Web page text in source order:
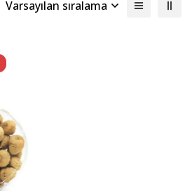
Varsayılan sıralama